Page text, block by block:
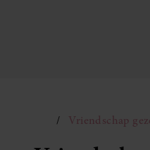
Vriendschap